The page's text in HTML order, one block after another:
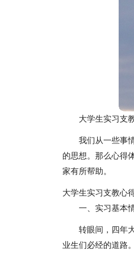
大学生实习支
我们从一些事
的思想。那么心得
家有所帮助。
大学生实习支教心
一、实习基本
转眼间，四年
业生们必经的道路